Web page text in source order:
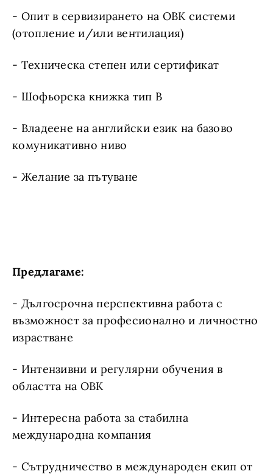
- Опит в сервизирането на ОВК системи
(отопление и/или вентилация)
- Техническа степен или сертификат
- Шофьорска книжка тип В
- Владеене на английски език на базово
комуникативно ниво
- Желание за пътуване
Предлагаме:
- Дългосрочна перспективна работа с
възможност за професионално и личностно
израстване
- Интензивни и регулярни обучения в
областта на ОВК
- Интересна работа за стабилна
международна компания
- Сътрудничество в международен екип от